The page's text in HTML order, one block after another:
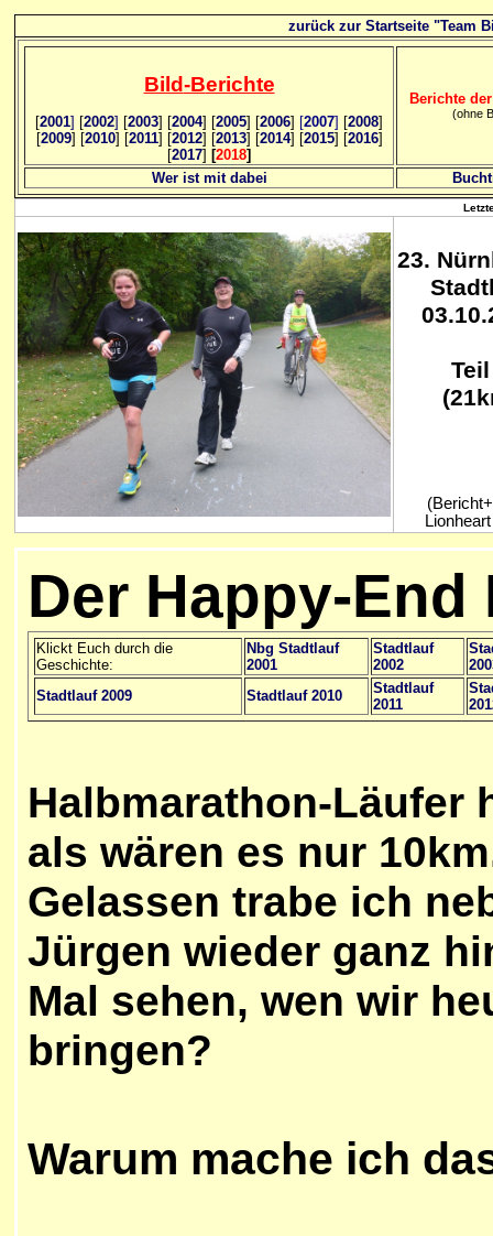
zurück zur Startseite "Team
Bild-Berichte
[2001] [2002] [2003] [2004] [2005] [2006] [2007] [2008]
[2009] [2010] [2011] [2012] [2013] [2014] [2015] [2016]
[2017] [2018]
Berichte
(ohne
Wer ist mit dabei
23.
Der Happy-End
Klickt Euch durch die
Geschichte:
Nbg Stadtlauf
2001
Stadtlauf
2002
Stadtlauf 2009
Stadtlauf 2010
Stadtlauf
2011
Halbmarathon-Läufer
als wären es nur
Gelassen trabe ich
Jürgen wieder ganz
Mal sehen, wen wir
bringen?
Warum mache ich